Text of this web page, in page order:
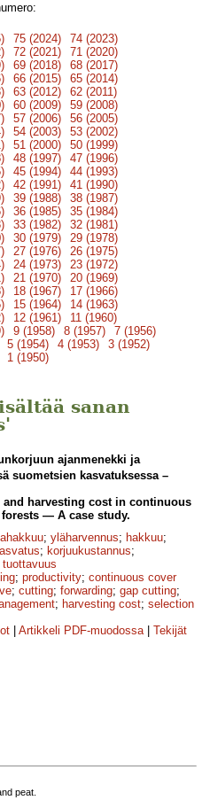
75 (2024)
74 (2023)
72 (2021)
71 (2020)
69 (2018)
68 (2017)
66 (2015)
65 (2014)
63 (2012)
62 (2011)
60 (2009)
59 (2008)
57 (2006)
56 (2005)
54 (2003)
53 (2002)
51 (2000)
50 (1999)
48 (1997)
47 (1996)
45 (1994)
44 (1993)
42 (1991)
41 (1990)
39 (1988)
38 (1987)
36 (1985)
35 (1984)
33 (1982)
32 (1981)
30 (1979)
29 (1978)
27 (1976)
26 (1975)
24 (1973)
23 (1972)
21 (1970)
20 (1969)
18 (1967)
17 (1966)
15 (1964)
14 (1963)
12 (1961)
11 (1960)
9 (1958) 8 (1957)
7 (1956)
5 (1954) 4 (1953)
3 (1952)
1 (1950)
sanan
ajanmenekki ja
suometsien kasvatuksessa –
harvesting cost in continuous
— A case study.
; yläharvennus; hakkuu;
; korjuukustannus;
tuottavuus
; productivity; continuous cover
; cutting; forwarding; gap cutting;
; harvesting cost; selection
Artikkeli PDF-muodossa| Tekijät
peat.